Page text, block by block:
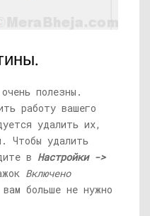
полезны.
работу вашего
удалить их,
Чтобы удалить
в Настройки ->
Включено
больше не нужно